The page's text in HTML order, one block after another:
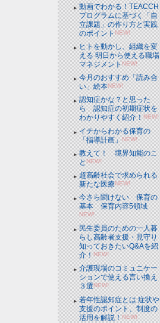
動画でわかる！TEACCH
プログラムに基づく「自
立課題」の作り方と実践
のポイントNEW!
ヒトを動かし、組織を変
える 明日から使える職場
マネジメントNEW!
今月のおすすめ「読み合
い」絵本NEW!
認知症かな？と思った
ら 認知症の初期症状を
わかりやすく紹介！NEW!
イチからわかる保育の
「指導計画」NEW!
教えて！ 境界知能のこ
とNEW!
超高齢社会で求められる
新たな医療NEW!
今さら聞けない 保育の
基本 保育内容5領域
NEW!
民生委員のための一人暮
らし高齢者支援・見守り
知っておきたいQ&Aを紹
介！NEW!
介護現場のコミュニケー
ションで使える言い換え
３選NEW!
若年性認知症とは 症状や
支援のポイント、制度の
活用を解説！NEW!